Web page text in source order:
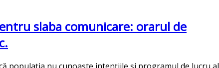
slaba comunicare: orarul de